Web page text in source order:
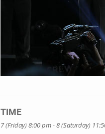
TIME
7 (Friday) 8:00 pm - 8 (Saturday)